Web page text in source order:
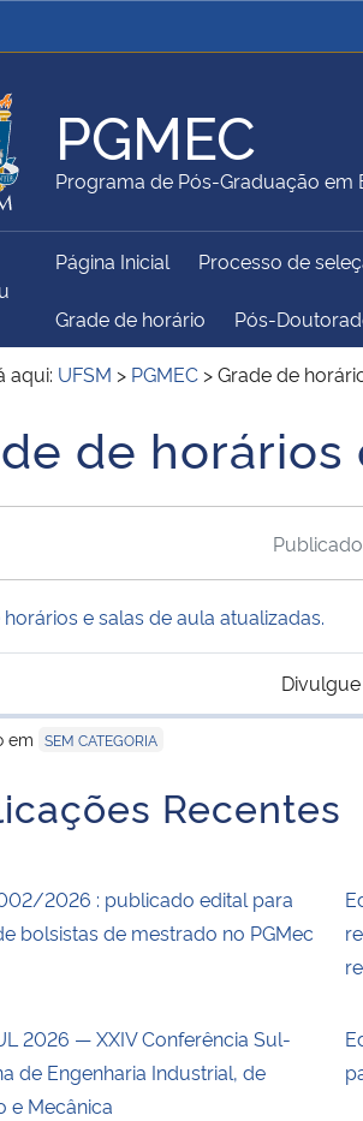
Ministério da Justiça e
da Agricultura,
e Abastecimento
Ministério da Educação
do Meio Ambiente
Institucional
PGMEC
Programa de Pós-Graduação em
Página Inicial Processo de
Grade de horário Pós-
aqui: UFSM > PGMEC >Grade de
de
e salas de aula atualizadas.
em SEM CATEGORIA
Recentes
2026 : publicado edital para
bolsistas de mestrado no PGMec
2026 — XXIV Conferência Sul-
de Engenharia Industrial, de
e Mecânica